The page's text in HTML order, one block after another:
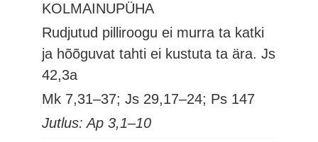
KOLMAINUPÜHA
Rudjutud pilliroogu ei murra ta katki
ja hõõguvat tahti ei kustuta ta ära.Js
42,3a
Mk 7,31–37; Js 29,17–24; Ps 147
Jutlus: Ap 3,1–10